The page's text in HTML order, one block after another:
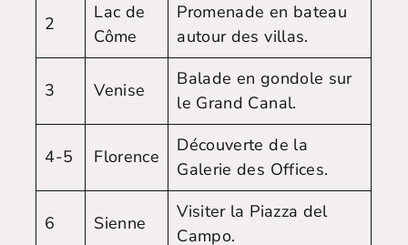
2
Lac de
Côme
Promenade en bateau
autour des villas.
3 Venise
Balade en gondole sur
le Grand Canal.
4-5 Florence
Découverte de la
Galerie des Offices.
6 Sienne
Visiter la Piazza del
Campo.